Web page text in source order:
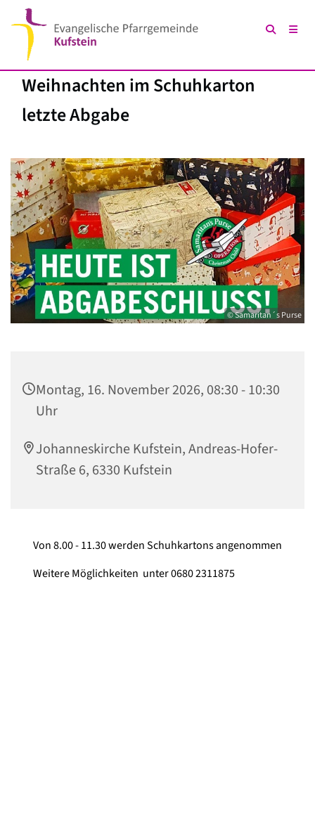
Weihnachten im Schuhkarton
letzte Abgabe
© Samaritan´s Purse
Montag, 16. November 2026, 08:30 - 10:30
Uhr
Johanneskirche Kufstein, Andreas-Hofer-
Straße 6, 6330 Kufstein
Von 8.00 - 11.30 werden Schuhkartons angenommen
Weitere Möglichkeiten unter 0680 2311875